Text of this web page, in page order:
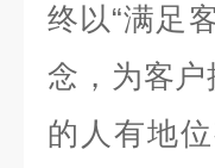
终以“满足
念，为客
的人有地